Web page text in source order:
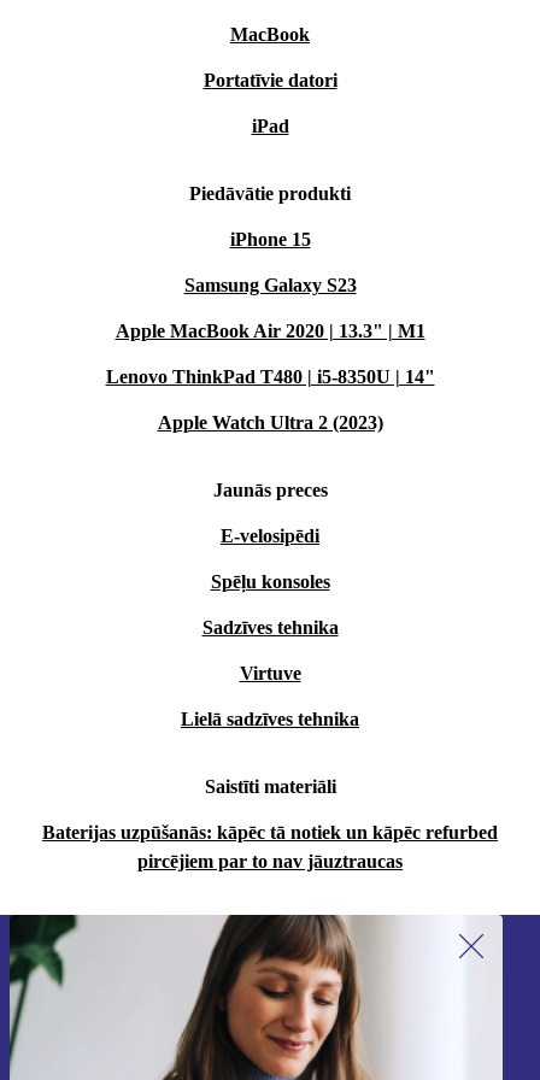
MacBook
Portatīvie datori
iPad
Piedāvātie produkti
iPhone 15
Samsung Galaxy S23
Apple MacBook Air 2020 | 13.3" | M1
Lenovo ThinkPad T480 | i5-8350U | 14"
Apple Watch Ultra 2 (2023)
Jaunās preces
E-velosipēdi
Spēļu konsoles
Sadzīves tehnika
Virtuve
Lielā sadzīves tehnika
Saistīti materiāli
Baterijas uzpūšanās: kāpēc tā notiek un kāpēc refurbed
pircējiem par to nav jāuztraucas
Piesakieties mūsu jaunumu
saņemšanai!
Nekad vairs nepalaidiet garām nevienu
piedāvājumu.